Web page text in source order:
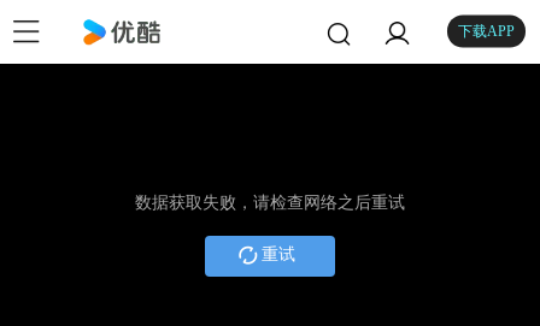
下载APP
数据获取失败，请检查网络之后重试
重试